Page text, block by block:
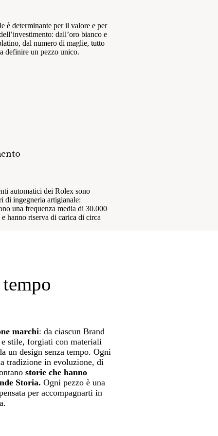
è determinante per il valore e per
dall’oro bianco e
dal numero di maglie, tutto
definire un pezzo unico.
automatici dei Rolex sono
di ingegneria artigianale:
una frequenza media di 30.000
hanno riserva di carica di circa
marchi: da ciascun Brand
stile, forgiati con materiali
un design senza tempo. Ogni
tradizione in evoluzione, di
storie che hanno
Storia. Ogni pezzo è una
per accompagnarti in